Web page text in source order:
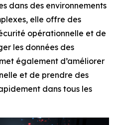
dans des environnements
elle offre des
opérationnelle et de
les données des
également d’améliorer
et de prendre des
dans tous les